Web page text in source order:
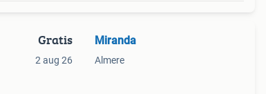
Gratis
2 aug 26
Miranda
Almere